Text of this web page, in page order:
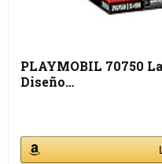
PLAYMOBIL 70750
Diseño…